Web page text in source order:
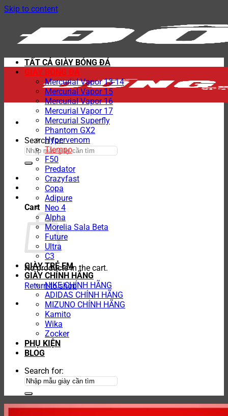
Skip to content
Search for:
Cart
No products in the cart.
Return to shop
TẤT CẢ GIÀY BÓNG ĐÁ
GIÀY BÓNG ĐÁ
Mercurial Vapor 13-14
Mercurial Vapor 15
Mercurial Vapor 16
Mercurial Vapor 17
Mercurial Superfly
Phantom GX2
Hypervenom
Tiempo
F50
Predator
Crazyfast
Copa
Adipure
Neo 4
Alpha
Morelia Sala Beta
Future
Ultra
C3
GIÀY TRẺ EM
GIÀY CHÍNH HÃNG
NIKE CHÍNH HÃNG
ADIDAS CHÍNH HÃNG
MIZUNO CHÍNH HÃNG
Kamito
Wika
Zocker
PHỤ KIỆN
BLOG
Search for: